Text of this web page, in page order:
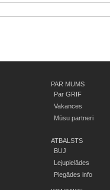
PAR MUMS
Par GRIF
Vakances
Mūsu partneri
ATBALSTS
BUJ
Lejupielādes
Piegādes info